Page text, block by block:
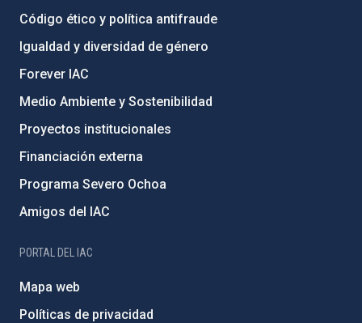
Código ético y política antifraude
Igualdad y diversidad de género
Forever IAC
Medio Ambiente y Sostenibilidad
Proyectos institucionales
Financiación externa
Programa Severo Ochoa
Amigos del IAC
PORTAL DEL IAC
Mapa web
Políticas de privacidad